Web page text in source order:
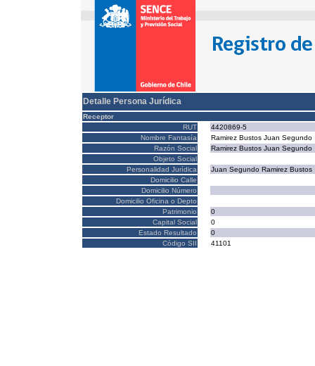
Detalle Persona Jurídica
Receptor
RUT
4420869-5
Nombre Fantasía
Ramirez Bustos Juan Segundo
Razón Social
Ramirez Bustos Juan Segundo
Objeto Social
Personalidad Jurídica
Juan Segundo Ramirez Bustos
Domicilio Calle
Domicilio Número
Domicilio Oficina o Depto
Patrimonio
0
Capital Social
0
Estado Resultado
0
Código SII
41101